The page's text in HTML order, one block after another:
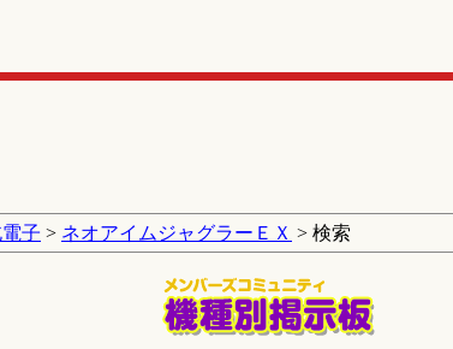
子 > ネオアイムジャグラーＥＸ > 検索